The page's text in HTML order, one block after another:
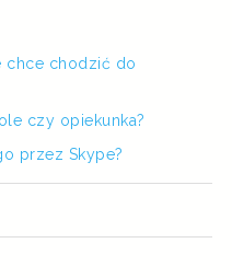
chce chodzić do
czy opiekunka?
przez Skype?